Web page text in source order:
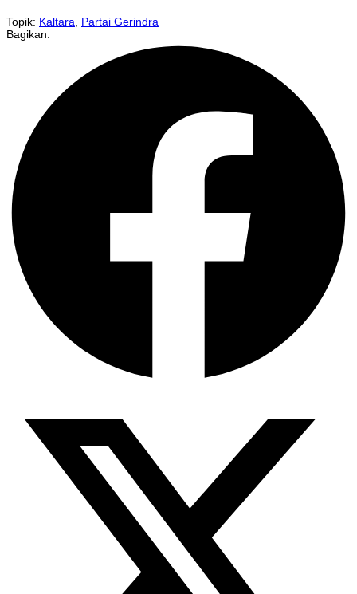
Topik: Kaltara
Partai Gerindra
Bagikan: